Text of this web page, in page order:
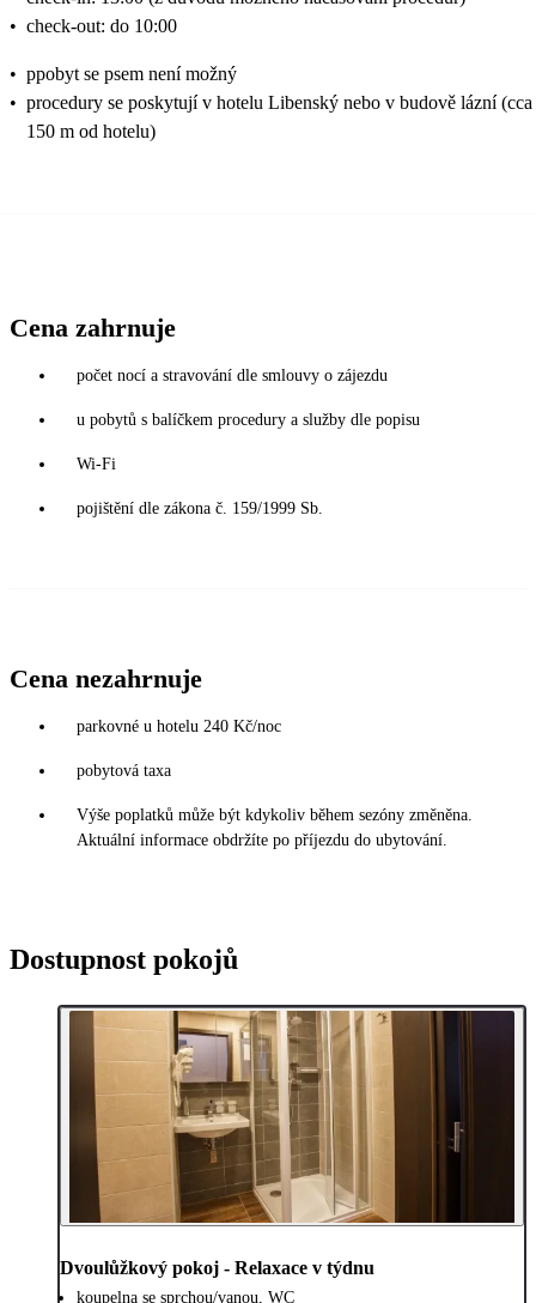
• check-out: do 10:00
• ppobyt se psem není možný
• procedury se poskytují v hotelu Libenský nebo v budově lázní (cca
150 m od hotelu)
Cena zahrnuje
počet nocí a stravování dle smlouvy o zájezdu
u pobytů s balíčkem procedury a služby dle popisu
Wi-Fi
pojištění dle zákona č. 159/1999 Sb.
Cena nezahrnuje
parkovné u hotelu 240 Kč/noc
pobytová taxa
Výše poplatků může být kdykoliv během sezóny změněna.
Aktuální informace obdržíte po příjezdu do ubytování.
Dostupnost pokojů
Dvoulůžkový pokoj - Relaxace v týdnu
koupelna se sprchou/vanou, WC